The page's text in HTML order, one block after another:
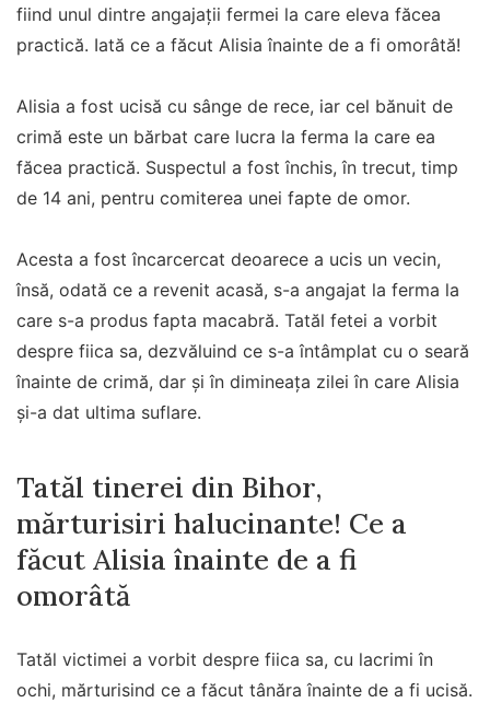
fiind unul dintre angajații fermei la care eleva făcea
practică. Iată ce a făcut Alisia înainte de a fi omorâtă!
Alisia a fost ucisă cu sânge de rece, iar cel bănuit de
crimă este un bărbat care lucra la ferma la care ea
făcea practică. Suspectul a fost închis, în trecut, timp
de 14 ani, pentru comiterea unei fapte de omor.
Acesta a fost încarcercat deoarece a ucis un vecin,
însă, odată ce a revenit acasă, s-a angajat la ferma la
care s-a produs fapta macabră. Tatăl fetei a vorbit
despre fiica sa, dezvăluind ce s-a întâmplat cu o seară
înainte de crimă, dar și în dimineața zilei în care Alisia
și-a dat ultima suflare.
Tatăl tinerei din Bihor,
mărturisiri halucinante! Ce a
făcut Alisia înainte de a fi
omorâtă
Tatăl victimei a vorbit despre fiica sa, cu lacrimi în
ochi, mărturisind ce a făcut tânăra înainte de a fi ucisă.